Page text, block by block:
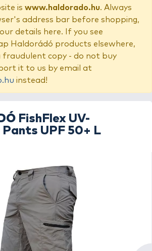
is www.haldorado.hu. Always
address bar before shopping,
details here. If you see
Haldorádó products elsewhere,
fraudulent copy - do not buy
it to us by email at
instead!
FishFlex UV-
UPF 50+ L